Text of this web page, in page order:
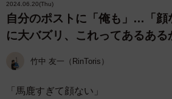
2024.06.20(Thu)
自分のポストに「俺も」…「顔
に大バズリ、これってあるある
竹中 友一（RinToris）
「馬鹿すぎて顔ない」